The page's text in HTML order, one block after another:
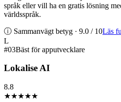
språk eller vill ha en gratis lösning
världsspråk.
ⓘ Sammanvägt betyg · 9.0 / 10Läs
L
#03Bäst för apputvecklare
Lokalise AI
8.8
★★★★★